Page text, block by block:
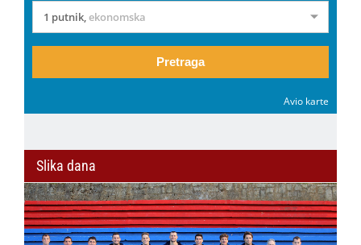
1 putnik,ekonomska
Pretraga
Avio karte
Slika dana